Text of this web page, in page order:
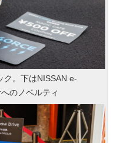
ク。下はNISSAN e-
のノベルティ